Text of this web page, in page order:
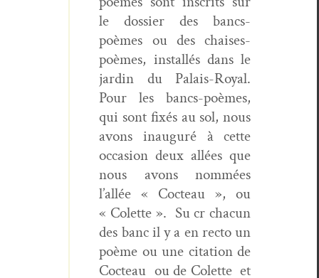
le dossier des bancs-
poèmes ou des chais­es-
poèmes, instal­lés dans le
jardin du Palais-Roy­al.
Pour les bancs-poèmes,
qui sont fixés au sol, nous
avons inau­guré à cette
occa­sion deux allées que
nous avons nom­mées
l’allée « Cocteau », ou
« Colette ». Su cr cha­cun
des banc il y a en rec­to un
poème ou une cita­tion de
Cocteau ou de Colette et